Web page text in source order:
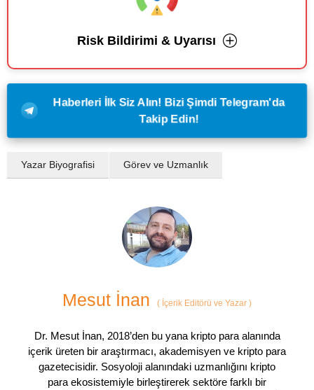
Risk Bildirimi & Uyarısı
Haberleri İlk Siz Alın! Bizi Şimdi Telegram'da
Takip Edin!
Yazar Biyografisi Görev ve Uzmanlık
Mesut İnan ( İçerik Editörü ve Yazar )
Dr. Mesut İnan, 2018’den bu yana kripto para alanında
içerik üreten bir araştırmacı, akademisyen ve kripto para
gazetecisidir. Sosyoloji alanındaki uzmanlığını kripto
para ekosistemiyle birleştirerek sektöre farklı bir